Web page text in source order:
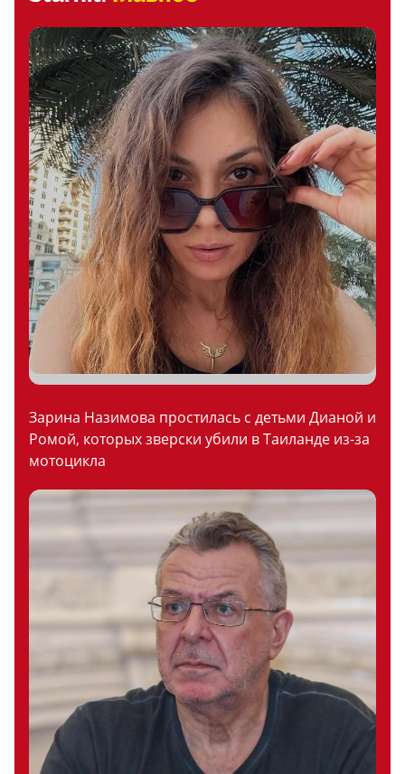
Зарина Назимова простилась с детьми Дианой и
Ромой, которых зверски убили в Таиланде из-за
мотоцикла